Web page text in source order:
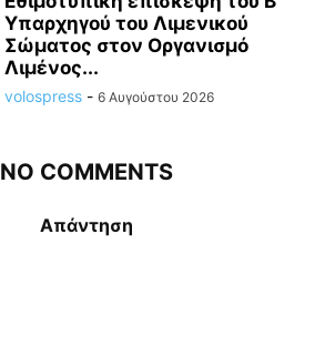
Υπαρχηγού του Λιμενικού
Σώματος στον Οργανισμό
Λιμένος...
volospress - 6 Αυγούστου 2026
NO COMMENTS
Απάντηση